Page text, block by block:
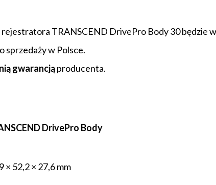
TRANSCEND DrivePro Body 30 będzie
w Polsce.
gwarancjąproducenta.
DrivePro Body
× 52,2 × 27,6 mm